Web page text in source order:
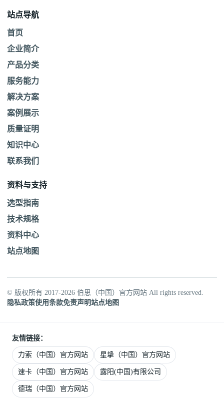
站点导航
首页
企业简介
产品分类
服务能力
解决方案
案例展示
质量证明
知识中心
联系我们
资料与支持
选型指南
技术规格
资料中心
站点地图
© 版权所有 2017-2026 伯思（中国）官方网站 All rights reserved.
隐私政策使用条款免责声明站点地图
友情链接：
力索（中国）官方网站 星挚（中国）官方网站
速卡（中国）官方网站 露阳(中国)有限公司
德瑞（中国）官方网站